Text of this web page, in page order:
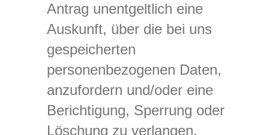
Antrag unentgeltlich eine
Auskunft, über die bei uns
gespeicherten
personenbezogenen Daten,
anzufordern und/oder eine
Berichtigung, Sperrung oder
Löschung zu verlangen.